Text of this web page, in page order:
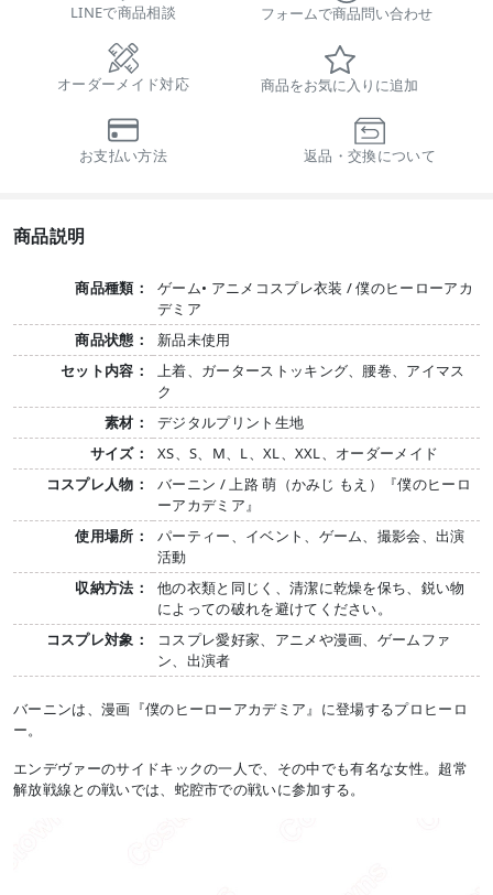
LINEで商品相談 フォームで商品問い合わせ
オーダーメイド対応 商品をお気に入りに追加
お支払い方法 返品・交換について
商品説明
商品種類：
ゲーム• アニメコスプレ衣装 / 僕のヒーローアカ
デミア
商品状態：
新品未使用
セット内容：
上着、ガーターストッキング、腰巻、アイマス
ク
素材：
デジタルプリント生地
サイズ：
XS、S、M、L、XL、XXL、オーダーメイド
コスプレ人物：
バーニン / 上路 萌（かみじ もえ）『僕のヒーロ
ーアカデミア』
使用場所：
パーティー、イベント、ゲーム、撮影会、出演
活動
収納方法：
他の衣類と同じく、清潔に乾燥を保ち、鋭い物
によっての破れを避けてください。
コスプレ対象：
コスプレ愛好家、アニメや漫画、ゲームファ
ン、出演者
バーニンは、漫画『僕のヒーローアカデミア』に登場するプロヒーロ
ー。
エンデヴァーのサイドキックの一人で、その中でも有名な女性。超常
解放戦線との戦いでは、蛇腔市での戦いに参加する。